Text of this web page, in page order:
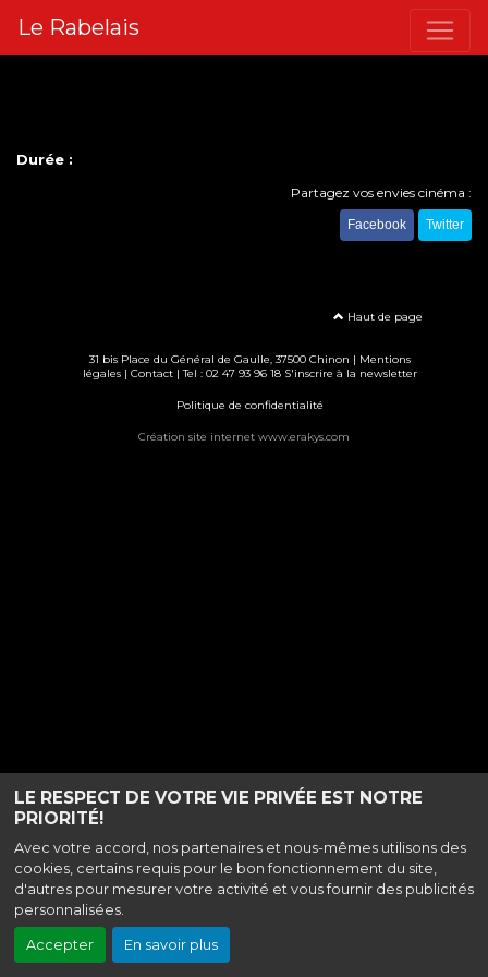
LE RESPECT DE VOTRE VIE PRIVÉE EST NOTRE
PRIORITÉ!
Avec votre accord, nos partenaires et nous-mêmes utilisons des
cookies, certains requis pour le bon fonctionnement du site,
d'autres pour mesurer votre activité et vous fournir des publicités
personnalisées.
Accepter En savoir plus
Le Rabelais
Durée :
Partagez vos envies cinéma :
Facebook Twitter
Haut de page
31 bis Place du Général de Gaulle, 37500 Chinon | Mentions
légales| Contact| Tel : 02 47 93 96 18 S'inscrire à la newsletter
Politique de confidentialité
Création site internet www.erakys.com